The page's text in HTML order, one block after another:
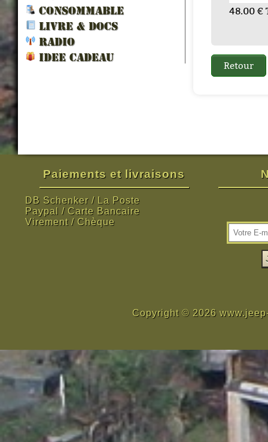
CONSOMMABLE
LIVRE & DOCS
RADIO
IDEE CADEAU
456.00 € TTC 60.00 €
12.00
Paiements et livraisons
DB Schenker / La Poste
Paypal / Carte Bancaire
Virement / Chèque
Copyright © 2026